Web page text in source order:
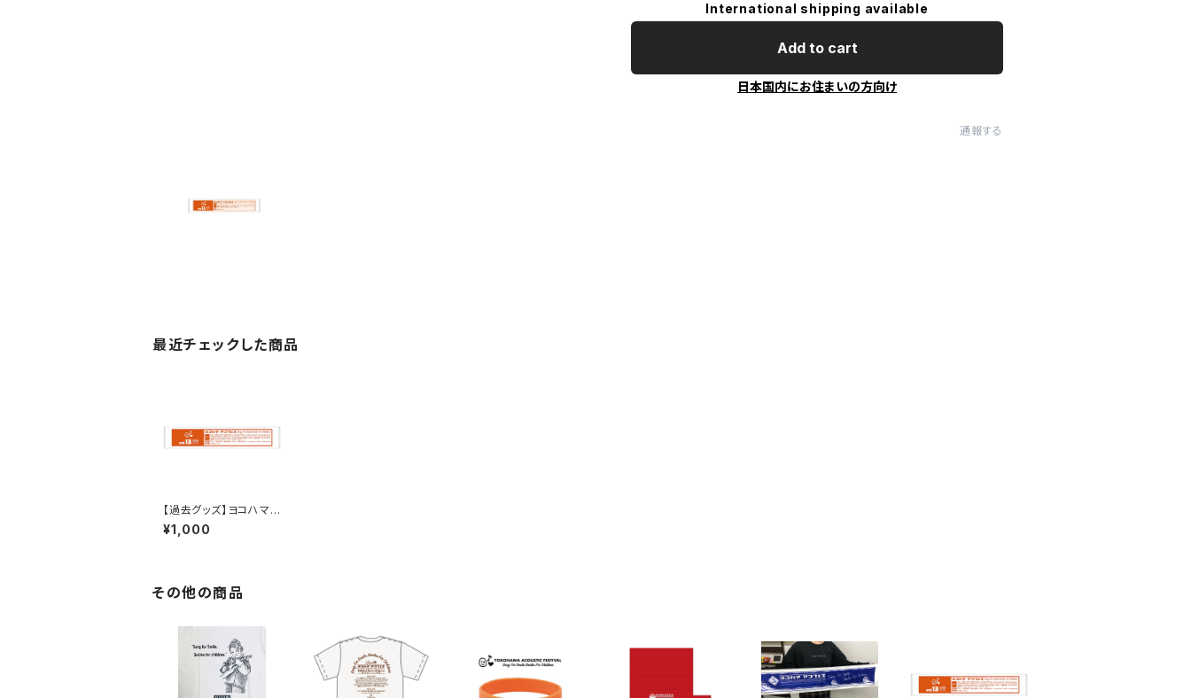
International shipping available
Add to cart
日本国内にお住まいの方向け
通報する
最近チェックした商品
【過去グッズ】ヨコハマア
コフェスvol.13タオル
¥1,000
その他の商品